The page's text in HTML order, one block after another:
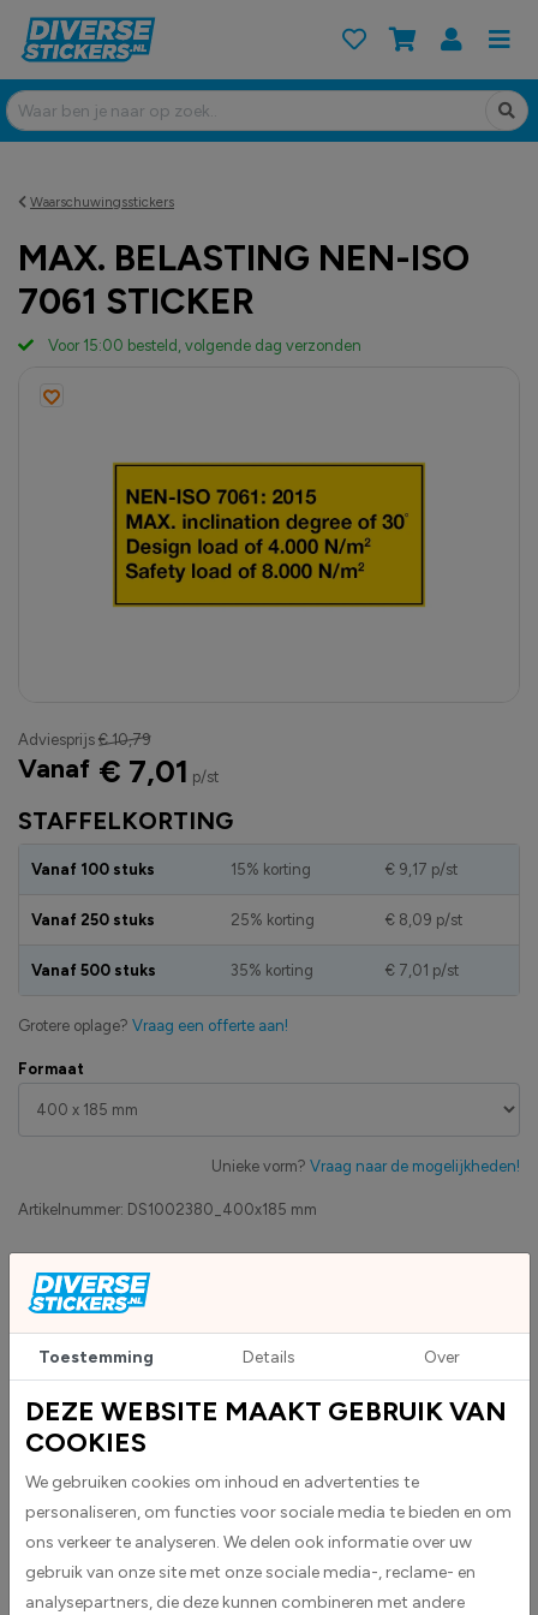
Waarschuwingsstickers
MAX. BELASTING NEN-ISO
7061 STICKER
Artikelnummer: DS1002380_400x185 mm
Zakelijk betaling op factuur mogelijk
Uv-bestendig & weersbestendigheid
High-tack folie met maximale grip
Formaat
Unieke vorm? Vraag naar de mogelijkheden!
STAFFELKORTING
Vanaf 100 stuks 15% korting € 9,17 p/st
Vanaf 250 stuks 25% korting € 8,09 p/st
Vanaf 500 stuks 35% korting € 7,01 p/st
Grotere oplage? Vraag een offerte aan!
Adviesprijs € 10,79
Vanaf € 7,01 p/st
Voor 15:00 besteld, volgende dag verzonden
Custom sticker maken? Upload eigen bestand
BESCHRIJVING
Toestemming Details Over
DEZE WEBSITE MAAKT GEBRUIK VAN
COOKIES
We gebruiken cookies om inhoud en advertenties te
personaliseren, om functies voor sociale media te bieden en om
ons verkeer te analyseren. We delen ook informatie over uw
gebruik van onze site met onze sociale media-, reclame- en
analysepartners, die deze kunnen combineren met andere